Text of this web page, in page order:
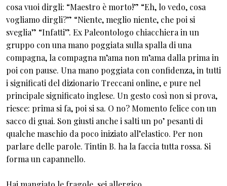
cosa vuoi dirgli: “Maestro è morto!” “Eh, lo vedo, cosa
vogliamo dirgli?” “Niente, meglio niente, che poi si
sveglia” “Infatti”. Ex Paleontologo chiacchiera in un
gruppo con una mano poggiata sulla spalla di una
compagna, la compagna m’ama non m’ama dalla prima in
poi con pause. Una mano poggiata con confidenza, in tutti
i significati del dizionario Treccani online, e pure nel
principale significato inglese. Un gesto così non si prova,
riesce: prima si fa, poi si sa. O no? Momento felice con un
sacco di guai. Son giusti anche i salti un po’ pesanti di
qualche maschio da poco iniziato all’elastico. Per non
parlare delle parole. Tintin B. ha la faccia tutta rossa. Si
forma un capannello.